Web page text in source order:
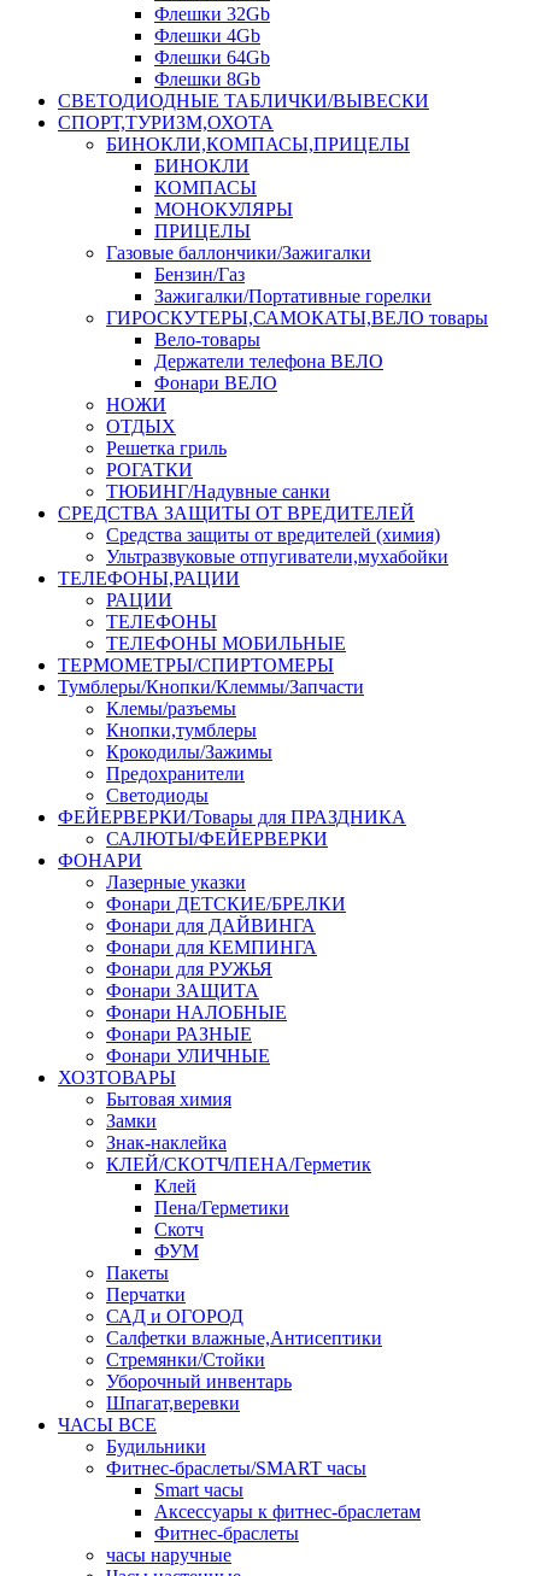
Флешки 32Gb
Флешки 4Gb
Флешки 64Gb
Флешки 8Gb
СВЕТОДИОДНЫЕ ТАБЛИЧКИ/ВЫВЕСКИ
СПОРТ,ТУРИЗМ,ОХОТА
БИНОКЛИ,КОМПАСЫ,ПРИЦЕЛЫ
БИНОКЛИ
КОМПАСЫ
МОНОКУЛЯРЫ
ПРИЦЕЛЫ
Газовые баллончики/Зажигалки
Бензин/Газ
Зажигалки/Портативные горелки
ГИРОСКУТЕРЫ,САМОКАТЫ,ВЕЛО товары
Вело-товары
Держатели телефона ВЕЛО
Фонари ВЕЛО
НОЖИ
ОТДЫХ
Решетка гриль
РОГАТКИ
ТЮБИНГ/Надувные санки
СРЕДСТВА ЗАЩИТЫ ОТ ВРЕДИТЕЛЕЙ
Средства защиты от вредителей (химия)
Ультразвуковые отпугиватели,мухабойки
ТЕЛЕФОНЫ,РАЦИИ
РАЦИИ
ТЕЛЕФОНЫ
ТЕЛЕФОНЫ МОБИЛЬНЫЕ
ТЕРМОМЕТРЫ/СПИРТОМЕРЫ
Тумблеры/Кнопки/Клеммы/Запчасти
Клемы/разъемы
Кнопки,тумблеры
Крокодилы/Зажимы
Предохранители
Светодиоды
ФЕЙЕРВЕРКИ/Товары для ПРАЗДНИКА
САЛЮТЫ/ФЕЙЕРВЕРКИ
ФОНАРИ
Лазерные указки
Фонари ДЕТСКИЕ/БРЕЛКИ
Фонари для ДАЙВИНГА
Фонари для КЕМПИНГА
Фонари для РУЖЬЯ
Фонари ЗАЩИТА
Фонари НАЛОБНЫЕ
Фонари РАЗНЫЕ
Фонари УЛИЧНЫЕ
ХОЗТОВАРЫ
Бытовая химия
Замки
Знак-наклейка
КЛЕЙ/СКОТЧ/ПЕНА/Герметик
Клей
Пена/Герметики
Скотч
ФУМ
Пакеты
Перчатки
САД и ОГОРОД
Салфетки влажные,Антисептики
Стремянки/Стойки
Уборочный инвентарь
Шпагат,веревки
ЧАСЫ ВСЕ
Будильники
Фитнес-браслеты/SMART часы
Smart часы
Аксессуары к фитнес-браслетам
Фитнес-браслеты
часы наручные